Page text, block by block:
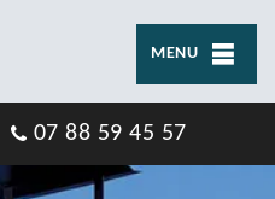
MENU
07 88 59 45 57